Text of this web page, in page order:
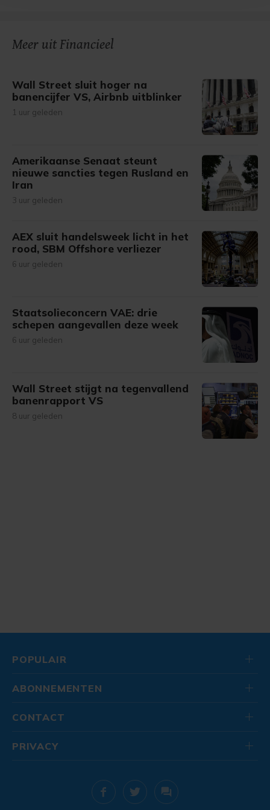
Meer uit Financieel
Wall Street sluit hoger na
banencijfer VS, Airbnb uitblinker
1 uur geleden
Amerikaanse Senaat steunt
nieuwe sancties tegen Rusland en
Iran
3 uur geleden
AEX sluit handelsweek licht in het
rood, SBM Offshore verliezer
6 uur geleden
Staatsolieconcern VAE: drie
schepen aangevallen deze week
6 uur geleden
Wall Street stijgt na tegenvallend
banenrapport VS
8 uur geleden
POPULAIR
ABONNEMENTEN
CONTACT
PRIVACY